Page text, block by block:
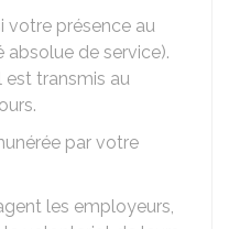
votre présence au
absolue de service).
est transmis au
par votre
les employeurs,